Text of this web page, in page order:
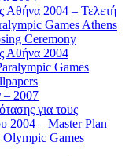
Αθήνα 2004 – Τελετή
Games Athens
Ceremony
Αθήνα 2004
Games
– 2007
για τους
2004 – Master Plan
Olympic Games